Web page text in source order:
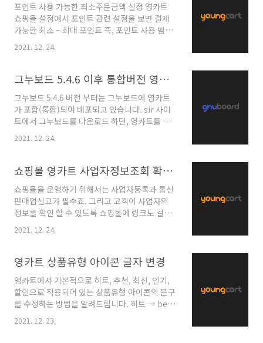
다. js/common.js js 폴더에서 common.js
파일을 열어 필드 오류 항목을 찾아 색상코드를
수정하면 됩니다. #BDDEF7를 #FFCCCC로 수
정해 볼까요? 그럼 아래와 같이 필수 항목 입력폼
출력 영카트 상품 목록 ..
포인트 사용 가능한 최소주문금액 설정 영카트
쇼핑몰 설정에서 포인트 관련 설정을 보면 결제
가능한 최소 ~ 최대 포인트 즉, 포인트 사용 범위
는 설정할 수 있지만 포인트 결제 가능한 주문금
액을 설정할 수는 없어요. 운영자는 주문금액이 3
만 할 수 없다는거죠. 영카트에서 포인트결제가
릴게요. orderform.sub.php PC :
shop/orderform.sub.php 모바일 :
mobile/shop/orderform.sub.php 위 2개
파일을 열어서 Ctrl+F 를 눌러 [포인트결제]로 검
정된 2군데의 숫자를 변경..
2021. 12. 24.
그누보드 5.4.6 이후 통합버전 영카트 쇼핑몰 기능 비활성화
그누보드 5.4.6 버전 부터는 그누보드에 영카트
가 포함(통합)되어 배포되고 있습니다. sir 사이
트에서 그누보드를 다운로드 하던, 영카트를 다
운로드 하던 동일한 통합버전을 다운받게 됩니
다. 일반사이트를 제작하기 때문에 쇼핑몰이 필
알려드립니다. dada/dbconfig.php line 44에
서 define('G5_USE_SHOP', true); 를 false
로 수정합니다. true 를 false 로 변경하면 관리
자 페이지에서 쇼핑몰 메뉴들도 비활성화 됩니
다. 그 외 그누보드 활용팁 그누보드 뉴스 게시판
제목 클릭시 링크1로 이동 그누보드 뉴스 게시판
게시판의 경우..
2021. 12. 24.
쇼핑몰 영카트 사업자정보조회 확인 새창 팝업 링크 버튼 넣기
쇼핑몰을 운영하기 위해서는 사업자등록과 통신
판매업신고가 필수죠. 그리고 고객이 사업자의
정보를 확인 할 수 있도록 쇼핑몰에 링크도 걸어
터의 카피라이트 부분에 그대로 복사+붙여넣기
사업자정보조회 팝업 버튼 요즘 핫하다는 국립중
앙박물관의 정보를 예로 설명 드릴게요. 영카트
관리자 > 쇼핑몰 설정에 입력한 사업자등록번호
가 아래와 같이 쇼핑몰 하단에 자동으로 노출되
고 오른쪽 버튼을 누르면 새창으로 뜨는 소스입
니다. 영카트 shop.tail.php 푸터의 카피라이트
2021. 12. 24.
영카트 상품유형 아이콘 글자 변경
영카트에서 기본적으로 히트, 추천, 최신, 인기,
할인으로 적용되어 있는 상품유형 아이콘의 문구
를 수정하는 방법을 알려드립니다. 히트 → best
활용할 수 있습니다. 파일을 열어 해당 글자만 수
2021. 12. 23.